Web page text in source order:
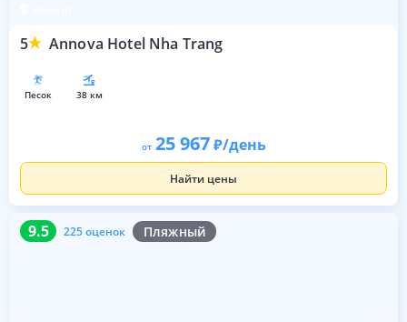
5 Annova Hotel Nha Trang
песок 38 км
от 25 967 /день
Найти цены
9.5 225 оценок Пляжный
9.5 225 оценок